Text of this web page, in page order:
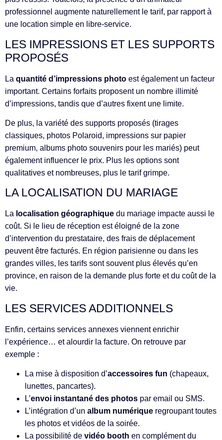
professionnel augmente naturellement le tarif, par rapport à
une location simple en libre-service.
LES IMPRESSIONS ET LES SUPPORTS
PROPOSÉS
La quantité d’impressions photo est également un facteur
important. Certains forfaits proposent un nombre illimité
d’impressions, tandis que d’autres fixent une limite.
De plus, la variété des supports proposés (tirages
classiques, photos Polaroid, impressions sur papier
premium, albums photo souvenirs pour les mariés) peut
également influencer le prix. Plus les options sont
qualitatives et nombreuses, plus le tarif grimpe.
LA LOCALISATION DU MARIAGE
La localisation géographique du mariage impacte aussi le
coût. Si le lieu de réception est éloigné de la zone
d’intervention du prestataire, des frais de déplacement
peuvent être facturés. En région parisienne ou dans les
grandes villes, les tarifs sont souvent plus élevés qu’en
province, en raison de la demande plus forte et du coût de la
vie.
LES SERVICES ADDITIONNELS
Enfin, certains services annexes viennent enrichir
l’expérience… et alourdir la facture. On retrouve par
exemple :
La mise à disposition d’accessoires fun (chapeaux,
lunettes, pancartes).
L’envoi instantané des photos par email ou SMS.
L’intégration d’un album numérique regroupant toutes
les photos et vidéos de la soirée.
La possibilité de vidéo booth en complément du